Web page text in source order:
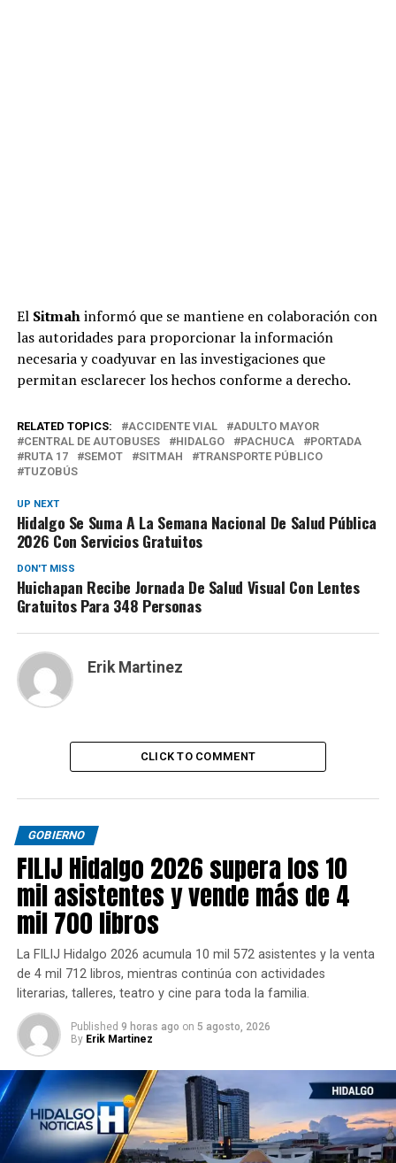
El Sitmahinformó que se mantiene en colaboración con
las autoridades para proporcionar la información
necesaria y coadyuvar en las investigaciones que
permitan esclarecer los hechos conforme a derecho.
RELATED TOPICS: ACCIDENTE VIAL
ADULTO MAYOR
CENTRAL DE AUTOBUSES
HIDALGO PACHUCA
PORTADA
RUTA 17
SEMOT SITMAH
TRANSPORTE PÚBLICO
TUZOBÚS
UP NEXT
Hidalgo Se Suma A La Semana Nacional De Salud Pública
2026 Con Servicios Gratuitos
DON'T MISS
Huichapan Recibe Jornada De Salud Visual Con Lentes
Gratuitos Para 348 Personas
Erik Martinez
CLICK TO COMMENT
GOBIERNO
FILIJ Hidalgo 2026 supera los 10
mil asistentes y vende más de 4
mil 700 libros
La FILIJ Hidalgo 2026 acumula 10 mil 572 asistentes y la venta
de 4 mil 712 libros, mientras continúa con actividades
literarias, talleres, teatro y cine para toda la familia.
Published 9 horas ago on 5 agosto, 2026
By Erik Martinez